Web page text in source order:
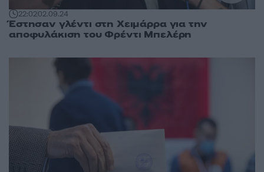
22:0202.09.24
Έστησαν γλέντι στη Χειμάρρα για την
αποφυλάκιση του Φρέντι Μπελέρη